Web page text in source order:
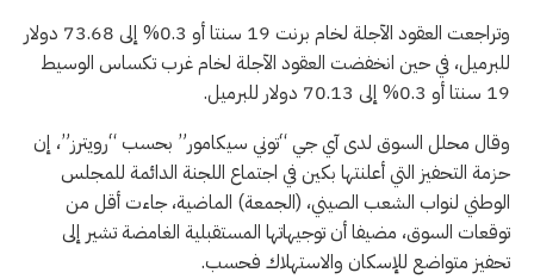
وتراجعت العقود الآجلة لخام برنت 19 سنتا أو 0.3% إلى 73.68 دولار
للبرميل، في حين انخفضت العقود الآجلة لخام غرب تكساس الوسيط
19 سنتا أو 0.3% إلى 70.13 دولار للبرميل.
وقال محلل السوق لدى آي جي “توني سيكامور” بحسب “رويترز”، إن
حزمة التحفيز التي أعلنتها بكين في اجتماع اللجنة الدائمة للمجلس
الوطني لنواب الشعب الصيني، (الجمعة) الماضية، جاءت أقل من
توقعات السوق، مضيفا أن توجيهاتها المستقبلية الغامضة تشير إلى
تحفيز متواضع للإسكان والاستهلاك فحسب.